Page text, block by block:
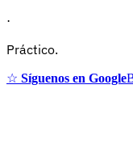
·
Práctico.
☆ Síguenos en Google